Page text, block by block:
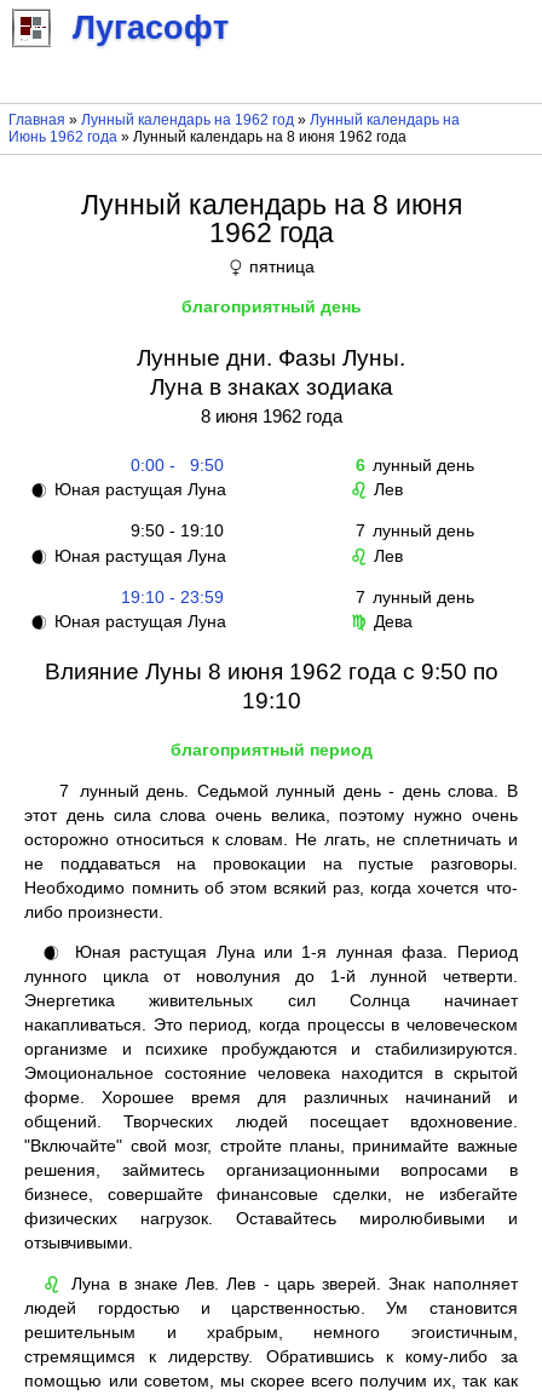
Лугасофт
Главная » Лунный календарь на 1962 год» Лунный календарь на
Июнь 1962 года» Лунный календарь на 8 июня 1962 года
Лунный календарь на 8 июня
1962 года
♀ пятница
благоприятный день
Лунные дни. Фазы Луны.
Луна в знаках зодиака
8 июня 1962 года
0:00 - 9:50 6 лунный день
🌒 Юная растущая Луна ♌ Лев
9:50 - 19:10 7 лунный день
🌒 Юная растущая Луна ♌ Лев
19:10 - 23:59 7 лунный день
🌒 Юная растущая Луна ♍ Дева
Влияние Луны 8 июня 1962 года с 9:50 по
19:10
благоприятный период
7
лунный день. Седьмой лунный день - день слова. В
этот день сила слова очень велика, поэтому нужно очень
осторожно относиться к словам. Не лгать, не сплетничать и
не поддаваться на провокации на пустые разговоры.
Необходимо помнить об этом всякий раз, когда хочется что-
либо произнести.
🌒
Юная растущая Луна или 1-я лунная фаза. Период
лунного цикла от новолуния до 1-й лунной четверти.
Энергетика живительных сил Солнца начинает
накапливаться. Это период, когда процессы в человеческом
организме и психике пробуждаются и стабилизируются.
Эмоциональное состояние человека находится в скрытой
форме. Хорошее время для различных начинаний и
общений. Творческих людей посещает вдохновение.
"Включайте" свой мозг, стройте планы, принимайте важные
решения, займитесь организационными вопросами в
бизнесе, совершайте финансовые сделки, не избегайте
физических нагрузок. Оставайтесь миролюбивыми и
отзывчивыми.
♌
Луна в знаке Лев. Лев - царь зверей. Знак наполняет
людей гордостью и царственностью. Ум становится
решительным и храбрым, немного эгоистичным,
стремящимся к лидерству. Обратившись к кому-либо за
помощью или советом, мы скорее всего получим их, так как